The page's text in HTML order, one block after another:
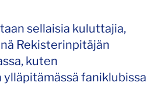
sellaisia kuluttajia,
Rekisterinpitäjän
kuten
faniklubissa